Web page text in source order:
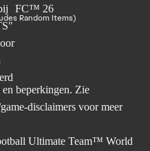
Random Items)
beperkingen. Zie
disclaimers voor meer
Ultimate Team™ World